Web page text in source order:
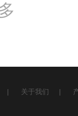
多
| 关于我们 |